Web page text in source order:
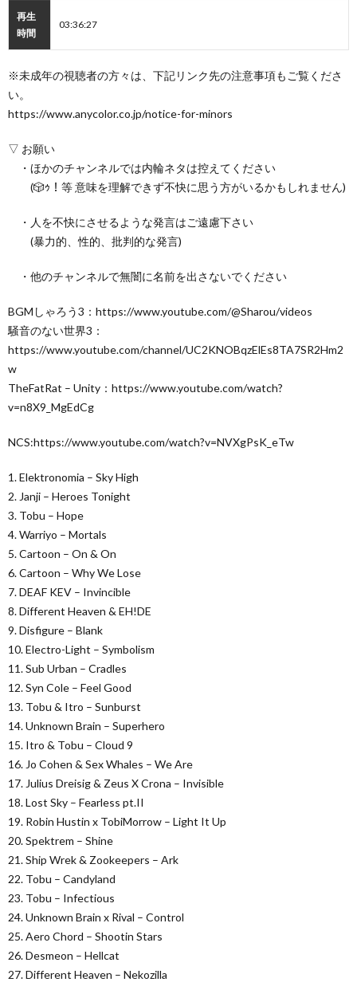
再生
時間
03:36:27
※未成年の視聴者の方々は、下記リンク先の注意事項もご覧くださ
い。
https://www.anycolor.co.jp/notice-for-minors
▽ お願い
・ほかのチャンネルでは内輪ネタは控えてください
(​🎲ｩ！等 意味を理解できず不快に思う方がいるかもしれません)
・人を不快にさせるような発言はご遠慮下さい
(暴力的、性的、批判的な発言)
・他のチャンネルで無闇に名前を出さないでください
BGMしゃろう3：https://www.youtube.com/@Sharou/videos
騒音のない世界3：
https://www.youtube.com/channel/UC2KNOBqzElEs8TA7SR2Hm2
w
TheFatRat – Unity：https://www.youtube.com/watch?
v=n8X9_MgEdCg
NCS:https://www.youtube.com/watch?v=NVXgPsK_eTw
1. Elektronomia – Sky High
2. Janji – Heroes Tonight
3. Tobu – Hope
4. Warriyo – Mortals
5. Cartoon – On & On
6. Cartoon – Why We Lose
7. DEAF KEV – Invincible
8. Different Heaven & EH!DE
9. Disfigure – Blank
10. Electro-Light – Symbolism
11. Sub Urban – Cradles
12. Syn Cole – Feel Good
13. Tobu & Itro – Sunburst
14. Unknown Brain – Superhero
15. Itro & Tobu – Cloud 9
16. Jo Cohen & Sex Whales – We Are
17. Julius Dreisig & Zeus X Crona – Invisible
18. Lost Sky – Fearless pt.II
19. Robin Hustin x TobiMorrow – Light It Up
20. Spektrem – Shine
21. Ship Wrek & Zookeepers – Ark
22. Tobu – Candyland
23. Tobu – Infectious
24. Unknown Brain x Rival – Control
25. Aero Chord – Shootin Stars
26. Desmeon – Hellcat
27. Different Heaven – Nekozilla